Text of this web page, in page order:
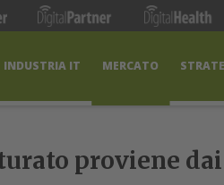
INDUSTRIA IT MERCATO
proviene